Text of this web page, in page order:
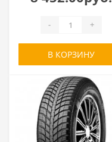
- +
В КОРЗИНУ